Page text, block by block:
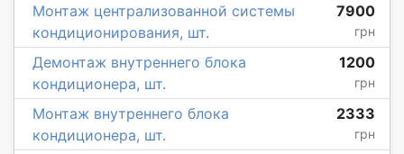
Монтаж централизованной системы
кондиционирования, шт.
7900
грн
Демонтаж внутреннего блока
кондиционера, шт.
1200
грн
Монтаж внутреннего блока
кондиционера, шт.
2333
грн